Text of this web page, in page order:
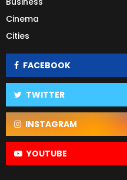
Cinema
Cities
FACEBOOK
TWITTER
INSTAGRAM
YOUTUBE